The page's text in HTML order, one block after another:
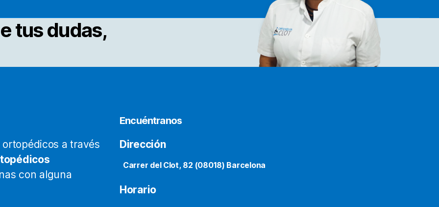
tus dudas,
ortopédicos a través
con alguna
Encuéntranos
Dirección
Carrer del Clot, 82 (08018) Barcelona
Horario